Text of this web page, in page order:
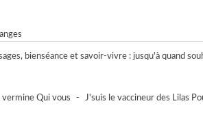
bienséance et savoir-vivre : jusqu'à quand
vermine Qui vous - J'suis le vaccineur des Lilas